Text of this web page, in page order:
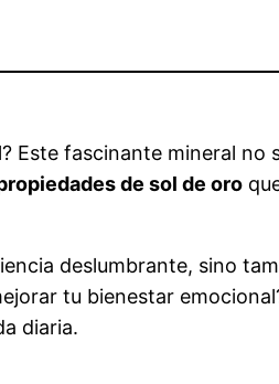
Este fascinante mineral no
de sol de oro
deslumbrante, sino
tu bienestar
diaria.